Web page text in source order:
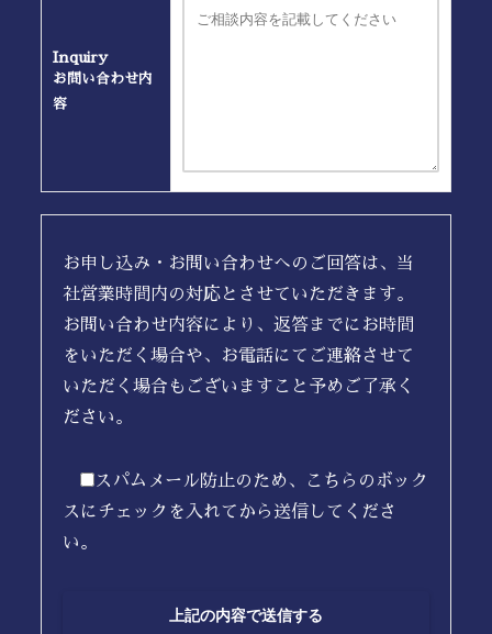
Inquiry
お問い合わせ内
容
お申し込み・お問い合わせへのご回答は、当
社営業時間内の対応とさせていただきます。
お問い合わせ内容により、返答までにお時間
をいただく場合や、お電話にてご連絡させて
いただく場合もございますこと予めご了承く
ださい。
スパムメール防止のため、こちらのボック
スにチェックを入れてから送信してくださ
い。